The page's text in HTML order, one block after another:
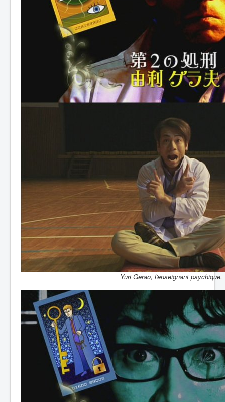
Yuri Gerao, l'enseignant psychique.